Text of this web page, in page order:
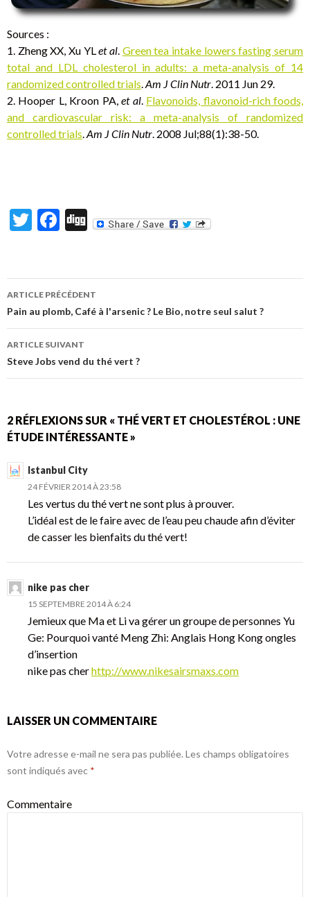
Sources :
1. Zheng XX, Xu YLet al Green tea intake lowers fasting serum
total and LDL cholesterol in adults: a meta-analysis of 14
randomized controlled trials Am J Clin Nutr . 2011 Jun 29.
2. Hooper L, Kroon PA,et al. Flavonoids, flavonoid-rich foods,
and cardiovascular risk: a meta-analysis of randomized
controlled trials Am J Clin Nutr . 2008 Jul;88(1):38-50.
T
er
F
b
o
o
k
Di
Navigation
des
articles
ARTICLE PRÉCÉDENT
Pain au plomb, Café à l'arsenic ? Le Bio, notre seul salut ?
ARTICLE SUIVANT
Steve Jobs vend du thé vert ?
2 RÉFLEXIONS SUR « THÉ VERT ET CHOLESTÉROL : UNE
ÉTUDE INTÉRESSANTE »
Istanbul City
24 FÉVRIER 2014 À 23:58
Les vertus du thé vert ne sont plus à prouver.
L’idéal est de le faire avec de l’eau peu chaude afin d’éviter
de casser les bienfaits du thé vert!
nike pas cher
15 SEPTEMBRE 2014 À 6:24
Jemieux que Ma et Li va gérer un groupe de personnes Yu
Ge: Pourquoi vanté Meng Zhi: Anglais Hong Kong ongles
d’insertion
nike pas cherhttp://www.nikesairsmaxs.com
LAISSER UN COMMENTAIRE
Votre adresse e-mail ne sera pas publiée. Les champs obligatoires
sont indiqués avec *
Commentaire